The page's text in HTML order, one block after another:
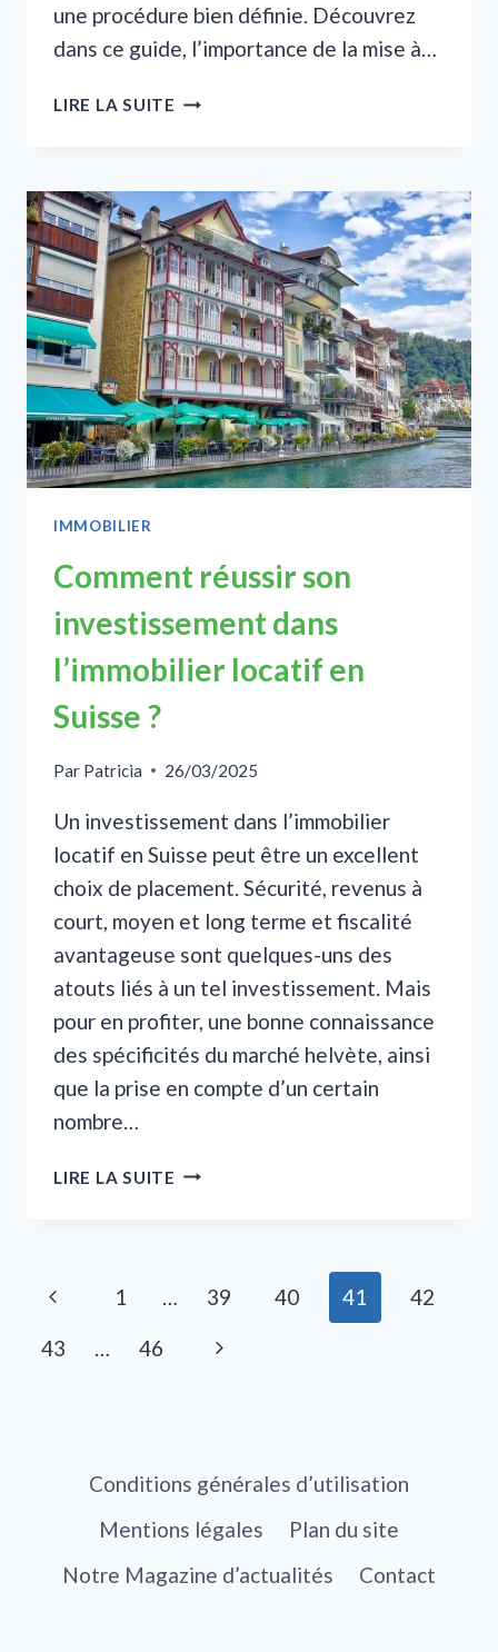
une procédure bien définie. Découvrez
dans ce guide, l’importance de la mise à…
LIRE LA SUITE MISE
INFORMATIONS
CADASTRALES :
TOUT
CE
QU’IL
FAUT
SAVOIR
IMMOBILIER
Comment réussir son
investissement dans
l’immobilier locatif en
Suisse ?
Par Patricia 26/03/2025
Un investissement dans l’immobilier
locatif en Suisse peut être un excellent
choix de placement. Sécurité, revenus à
court, moyen et long terme et fiscalité
avantageuse sont quelques-uns des
atouts liés à un tel investissement. Mais
pour en profiter, une bonne connaissance
des spécificités du marché helvète, ainsi
que la prise en compte d’un certain
nombre…
LIRE LA SUITE COMMENT
L’IMMOBILIER
Navigation
de
Page
précédente
1 … 39 40 41
42
43
… 46
Page
Conditions générales d’utilisation
Mentions légales
Plan du site
Notre Magazine d’actualités
Contact